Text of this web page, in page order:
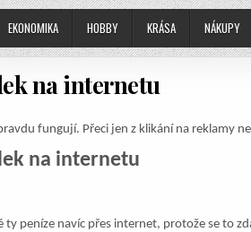
EKONOMIKA HOBBY KRÁSA NÁKUPY
na internetu
fungují. Přeci jen z klikání na reklamy
na internetu
peníze navíc přes internet, protože se to